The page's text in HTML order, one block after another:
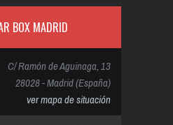
BOX MADRID
C/ Ramón de Aguinaga, 13
28028 - Madrid (España)
ver mapa de situación